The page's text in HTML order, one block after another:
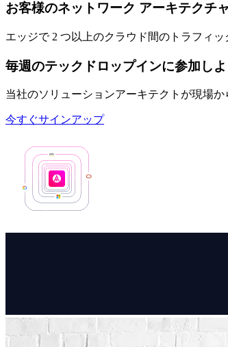
お客様のネットワーク アーキテクチ
エッジで 2 つ以上のクラウド間のトラフィ
毎週のテックドロップインに参加しよ
当社のソリューションアーキテクトが現場
今すぐサインアップ